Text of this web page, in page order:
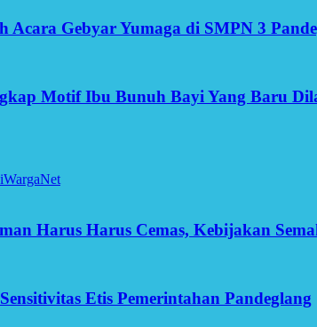
Acara Gebyar Yumaga di SMPN 3
Motif Ibu Bunuh Bayi Yang Baru
WargaNet
Harus Harus Cemas, Kebijakan
Etis Pemerintahan Pandeglang